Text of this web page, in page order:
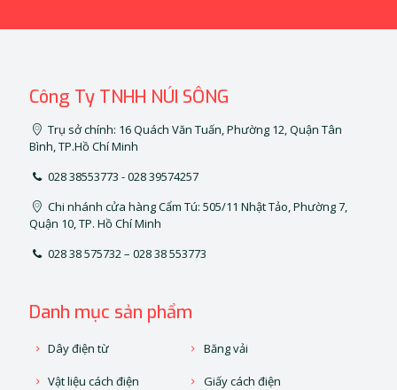
Công Ty TNHH NÚI SÔNG
Trụ sở chính: 16 Quách Văn Tuấn, Phường 12, Quận Tân
Bình, TP.Hồ Chí Minh
028 38553773 - 028 39574257
Chi nhánh cửa hàng Cẩm Tú: 505/11 Nhật Tảo, Phường 7,
Quận 10, TP. Hồ Chí Minh
028 38 575732 – 028 38 553773
Danh mục sản phẩm
Dây điện từ
Vật liệu cách điện
Băng vải
Giấy cách điện